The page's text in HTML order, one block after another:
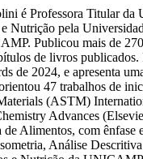
é Professora Titular da
Nutrição pela
Publicou mais de 270
de livros
de 2024, e apresenta
47 trabalhos de
(ASTM)
Advances
Alimentos, com ênfase
Análise